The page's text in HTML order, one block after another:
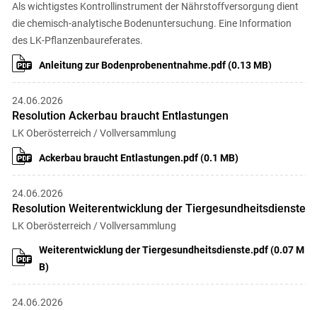
Als wichtigstes Kontrollinstrument der Nährstoffversorgung dient
die chemisch-analytische Bodenuntersuchung. Eine Information
des LK-Pflanzenbaureferates.
Anleitung zur Bodenprobenentnahme.pdf (0.13 MB)
Resolution Ackerbau braucht Entlastungen
LK Oberösterreich / Vollversammlung
Ackerbau braucht Entlastungen.pdf (0.1 MB)
24.06.2026
Resolution Weiterentwicklung der Tiergesundheitsdienste
LK Oberösterreich / Vollversammlung
Weiterentwicklung der Tiergesundheitsdienste.pdf (0.07 M
B)
24.06.2026
24.06.2026